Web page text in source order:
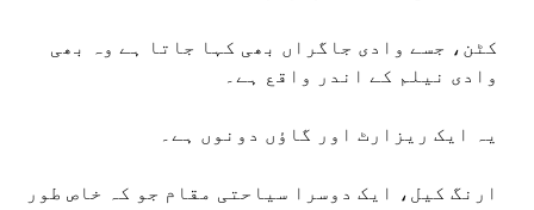
کٹن، جسے وادی جاگراں بھی کہا جاتا ہے وہ بھی
وادی نیلم کے اندر واقع ہے۔
یہ ایک ریزارٹ اور گاؤں دونوں ہے۔
ارنگ کیل، ایک دوسرا سیاحتی مقام جو کہ خاص طور